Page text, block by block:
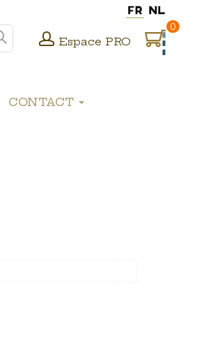
Espace PRO
0
CONTACT